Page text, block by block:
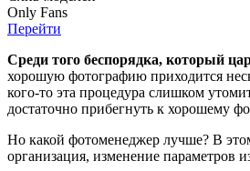
Only Fans
Перейти
Среди того беспорядка, который
хорошую фотографию приходится
кого-то эта процедура слишком
достаточно прибегнуть к хорошему
Но какой фотоменеджер лучше? В
организация, изменение параметров